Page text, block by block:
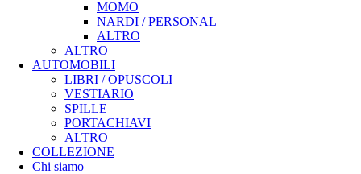
MOMO
NARDI / PERSONAL
ALTRO
ALTRO
AUTOMOBILI
LIBRI / OPUSCOLI
VESTIARIO
SPILLE
PORTACHIAVI
ALTRO
COLLEZIONE
Chi siamo